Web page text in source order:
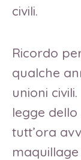
civili.
Ricordo
qualche
unioni
legge dello
tutt’ora